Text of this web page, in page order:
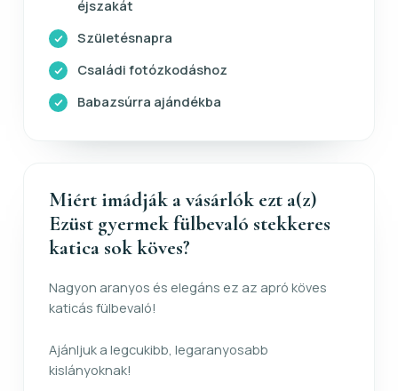
éjszakát
Születésnapra
Családi fotózkodáshoz
Babazsúrra ajándékba
Miért imádják a vásárlók ezt a(z)
Ezüst gyermek fülbevaló stekkeres
katica sok köves?
Nagyon aranyos és elegáns ez az apró köves
katicás fülbevaló!
Ajánljuk a legcukibb, legaranyosabb
kislányoknak!